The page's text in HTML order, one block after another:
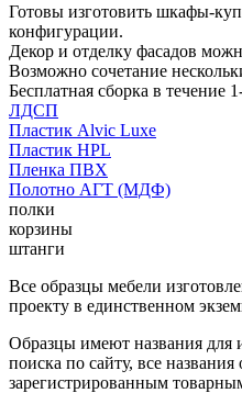
Готовы изготовить шкафы-
конфигурации.
Декор и отделку фасадов
Возможно сочетание
Бесплатная сборка в течение
ЛДСП
Пластик Alvic Luxe
Пластик HPL
Пленка ПВХ
Полотно АГТ (МДФ)
полки
корзины
штанги
Все образцы мебели
проекту в единственном
Образцы имеют названия для
поиска по сайту, все
зарегистрированным